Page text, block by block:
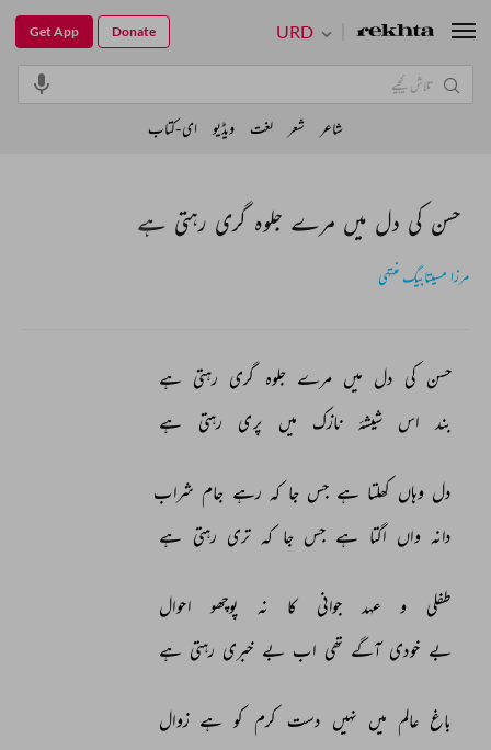
حسن کی دل میں مرے جلوہ گری رہتی ہے
مرزا مسیتابیگ منتہی
حسن کی دل میں مرے جلوہ گری رہتی ہے
بند
اس شیشۂ نازک میں پری رہتی ہے
دل وہاں کھلتا ہے جس جا کہ رہے جام شراب
دانہ واں اگتا ہے جس جا کہ تری رہتی ہے
طفلی و عہد جوانی کا نہ پوچھو
احوال
بے خودی آگے تھی اب بے خبری رہتی ہے
باغ عالم میں نہیں دست کرم کو ہے زوال
URD
Get App Donate
شاعر شعر لغت ویڈیو ای-کتاب